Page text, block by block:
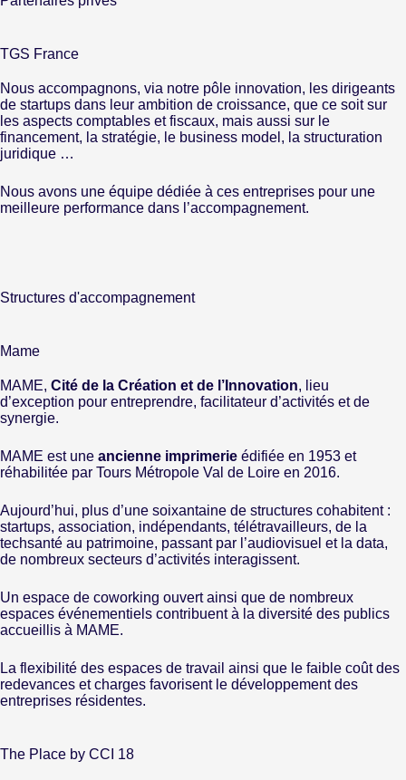
TGS France
Nous accompagnons, via notre pôle innovation, les dirigeants
de startups dans leur ambition de croissance, que ce soit sur
les aspects comptables et fiscaux, mais aussi sur le
financement, la stratégie, le business model, la structuration
juridique …
Nous avons une équipe dédiée à ces entreprises pour une
meilleure performance dans l’accompagnement.
Structures d'accompagnement
Mame
MAME, Cité de la Création et de l’Innovation, lieu
d’exception pour entreprendre, facilitateur d’activités et de
synergie.
MAME est une ancienne imprimerie édifiée en 1953 et
réhabilitée par Tours Métropole Val de Loire en 2016.
Aujourd’hui, plus d’une soixantaine de structures cohabitent :
startups, association, indépendants, télétravailleurs, de la
techsanté au patrimoine, passant par l’audiovisuel et la data,
de nombreux secteurs d’activités interagissent.
Un espace de coworking ouvert ainsi que de nombreux
espaces événementiels contribuent à la diversité des publics
accueillis à MAME.
La flexibilité des espaces de travail ainsi que le faible coût des
redevances et charges favorisent le développement des
entreprises résidentes.
The Place by CCI 18